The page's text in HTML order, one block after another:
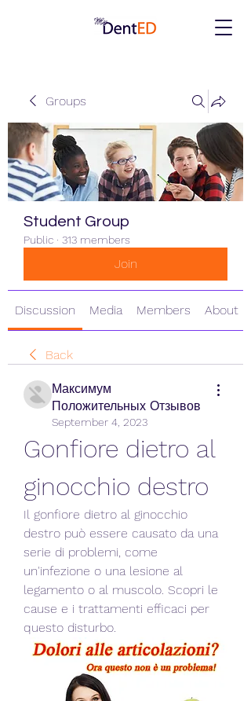
Groups
Student Group
Public · 313 members
Join
Discussion Media Members About
Back
Максимум
Положительных Отзывов
September 4, 2023
Gonfiore dietro al
ginocchio destro
Il gonfiore dietro al ginocchio
destro può essere causato da una
serie di problemi, come
un'infezione o una lesione al
legamento o al muscolo. Scopri le
cause e i trattamenti efficaci per
questo disturbo.